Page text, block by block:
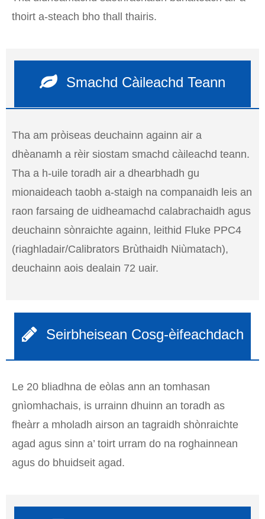
thoirt a-steach bho thall thairis.
Smachd Càileachd Teann
Tha am pròiseas deuchainn againn air a
dhèanamh a rèir siostam smachd càileachd teann.
Tha a h-uile toradh air a dhearbhadh gu
mionaideach taobh a-staigh na companaidh leis an
raon farsaing de uidheamachd calabrachaidh agus
deuchainn sònraichte againn, leithid Fluke PPC4
(riaghladair/Calibrators Brùthaidh Niùmatach),
deuchainn aois dealain 72 uair.
Seirbheisean Cosg-èifeachdach
Le 20 bliadhna de eòlas ann an tomhasan
gnìomhachais, is urrainn dhuinn an toradh as
fheàrr a mholadh airson an tagraidh shònraichte
agad agus sinn a’ toirt urram do na roghainnean
agus do bhuidseit agad.